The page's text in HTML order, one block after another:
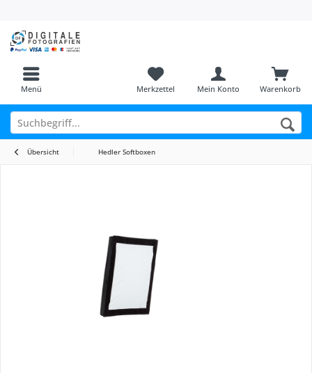
Menü Warenkorb
Merkzettel Mein Konto
Übersicht Hedler Softboxen